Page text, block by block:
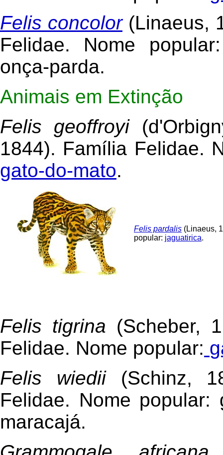
Felis concolor (Linaeus,
Felidae. Nome
onça-parda.
Animais em Extinção
Felis geoffroyi
1844). Família Felidae.
gato-do-mato.
Felis pardalis (Linaeus,
popular: jaguatirica.
Felis tigrina (Scheber,
Felidae. Nome popular:
Felis wiedii(Schinz,
Felidae. Nome popular:
maracajá.